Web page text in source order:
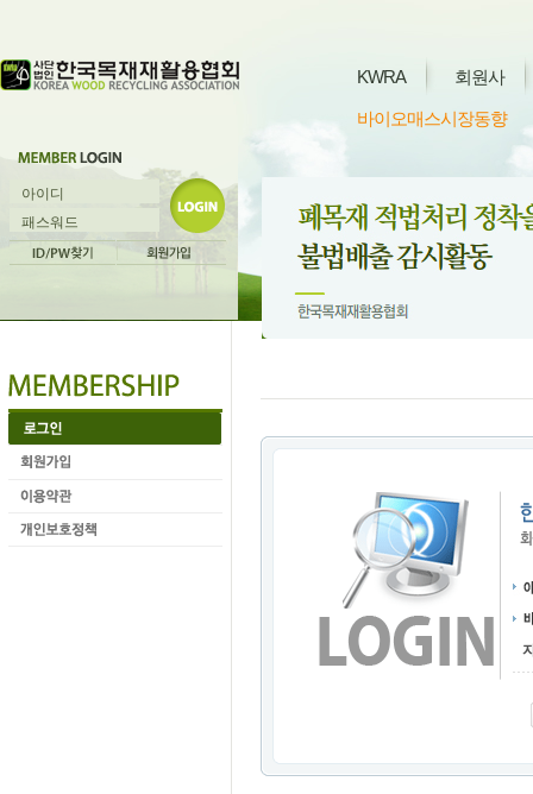
KWRA 회원사
바이오매스시장동향